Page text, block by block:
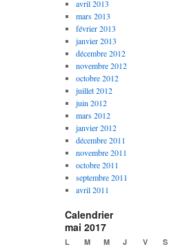
avril 2013
mars 2013
février 2013
janvier 2013
décembre 2012
novembre 2012
octobre 2012
juillet 2012
juin 2012
mars 2012
janvier 2012
décembre 2011
novembre 2011
octobre 2011
septembre 2011
avril 2011
Calendrier
mai 2017
L M M J V S